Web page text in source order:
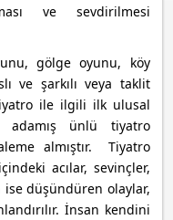
ve sevdirilmesi
gölge oyunu, köy
ve şarkılı veya taklit
ile ilgili ilk ulusal
adamış ünlü tiyatro
almıştır. Tiyatro
acılar, sevinçler,
düşündüren olaylar,
İnsan kendini